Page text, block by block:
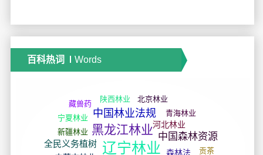
百科热词 Words